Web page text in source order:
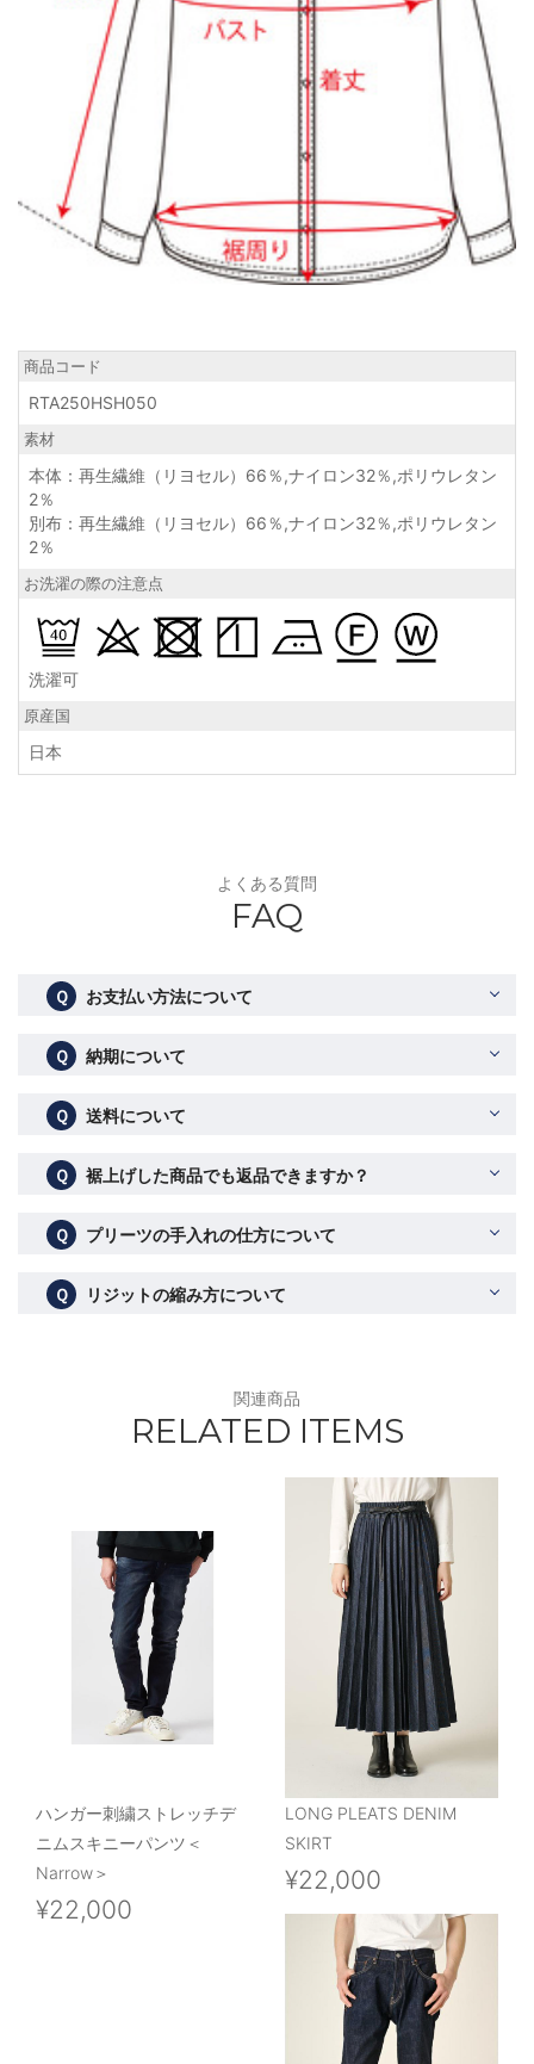
商品コード
RTA250HSH050
素材
本体：再生繊維（リヨセル）66％,ナイロン32％,ポリウレタン
2％
別布：再生繊維（リヨセル）66％,ナイロン32％,ポリウレタン
2％
お洗濯の際の注意点
洗濯可
原産国
日本
よくある質問
FAQ
Ｑ お支払い方法について
Ｑ 納期について
Ｑ 送料について
Ｑ 裾上げした商品でも返品できますか？
Ｑ プリーツの手入れの仕方について
Ｑ リジットの縮み方について
関連商品
RELATED ITEMS
ハンガー刺繍ストレッチデ
ニムスキニーパンツ＜
Narrow＞
¥22,000
LONG PLEATS DENIM
SKIRT
¥22,000